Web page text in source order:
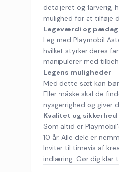
detaljeret og farverig,
mulighed for at tilføje
Legeværdi og
Leg med Playmobil
hvilket styrker deres
manipulerer med
Legens muligheder
Med dette sæt kan
Eller måske skal de
nysgerrighed og giver
Kvalitet og sikkerhed
Som altid er
10 år. Alle dele er
Inviter til timevis af
indlæring. Gør dig klar